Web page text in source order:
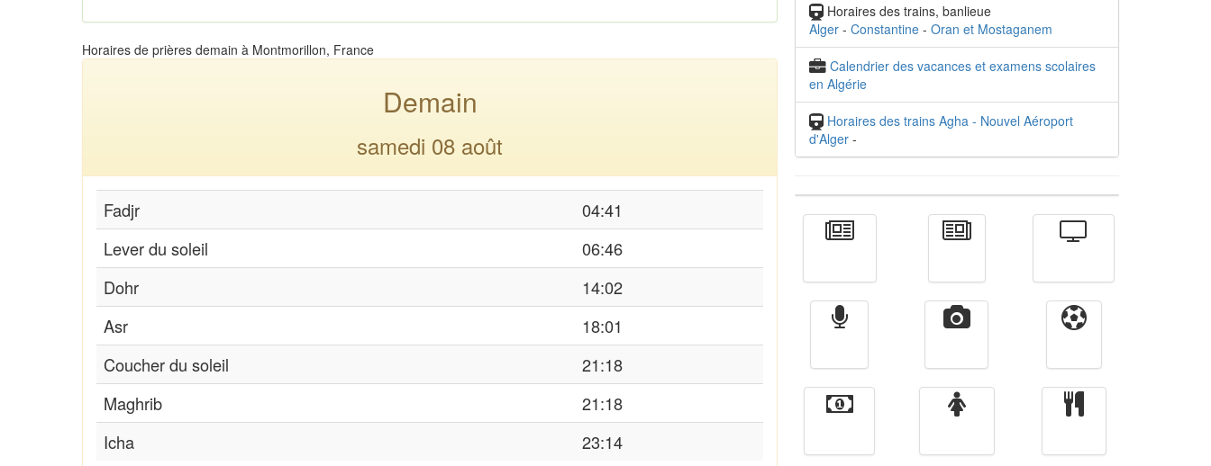
Horaires de prières demain à Montmorillon, France
Demain
samedi 08 août
Fadjr
04:41
Lever du soleil
06:46
Dohr
14:02
Asr
18:01
Coucher du soleil
21:18
Maghrib
21:18
Icha
23:14
Horaires des trains, banlieue
Alger - Constantine - Oran et Mostaganem
Calendrier des vacances et examens scolaires
en Algérie
Horaires des trains Agha - Nouvel Aéroport
d'Alger -